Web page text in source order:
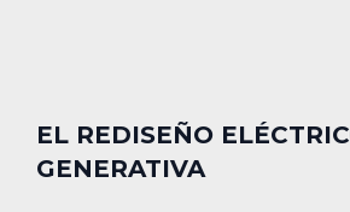
EL REDISEÑO
GENERATIVA